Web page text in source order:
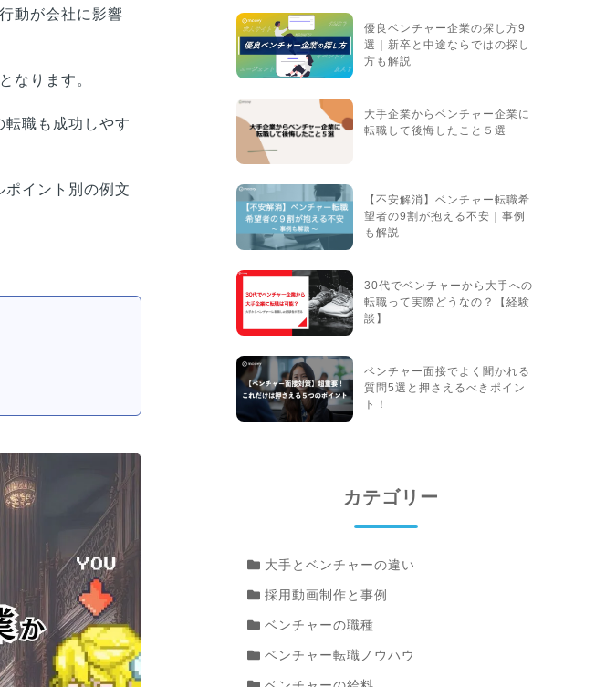
動が会社に影響
なります。
職も成功しやす
イント別の例文
優良ベンチャー企業の探し方9
選｜新卒と中途ならではの探し
方も解説
大手企業からベンチャー企業に
転職して後悔したこと５選
【不安解消】ベンチャー転職希
望者の9割が抱える不安｜事例
も解説
30代でベンチャーから大手への
転職って実際どうなの？【経験
談】
ベンチャー面接でよく聞かれる
質問5選と押さえるべきポイン
ト！
カテゴリー
大手とベンチャーの違い
採用動画制作と事例
ベンチャーの職種
ベンチャー転職ノウハウ